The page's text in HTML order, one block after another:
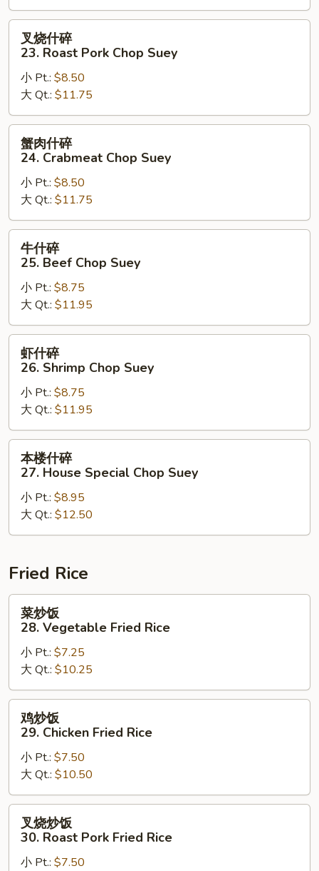
Chop
Suey
23.
Roast
Pork
Chop
Suey
叉烧什碎
23. Roast Pork Chop Suey
小 Pt.: $8.50
大 Qt.: $11.75
24.
Crabmeat
Chop
Suey
蟹肉什碎
24. Crabmeat Chop Suey
小 Pt.: $8.50
大 Qt.: $11.75
25.
Beef
Chop
Suey
牛什碎
25. Beef Chop Suey
小 Pt.: $8.75
大 Qt.: $11.95
26.
Shrimp
Chop
Suey
虾什碎
26. Shrimp Chop Suey
小 Pt.: $8.75
大 Qt.: $11.95
27.
House
Chop
本楼什碎
27. House Special Chop Suey
小 Pt.: $8.95
大 Qt.: $12.50
Fried Rice
28.
Vegetable
Fried
Rice
菜炒饭
28. Vegetable Fried Rice
小 Pt.: $7.25
大 Qt.: $10.25
29.
Chicken
Fried
Rice
鸡炒饭
29. Chicken Fried Rice
小 Pt.: $7.50
大 Qt.: $10.50
叉烧炒饭
30. Roast Pork Fried Rice
小 Pt.: $7.50